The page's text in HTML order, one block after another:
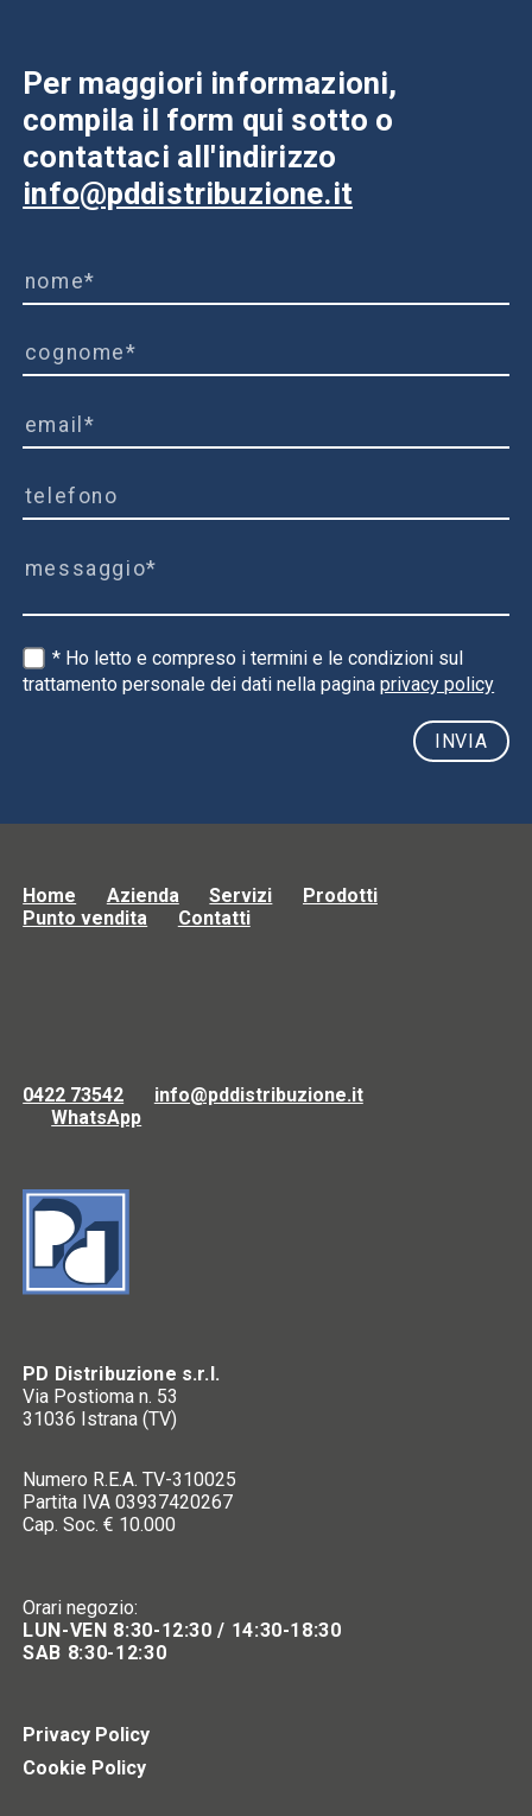
Per maggiori informazioni,
compila il form qui sotto o
contattaci all'indirizzo
info@pddistribuzione.it
* Ho letto e compreso i termini e le condizioni sul
trattamento personale dei dati nella paginaprivacy policy
Home Azienda Servizi
Prodotti
Punto vendita
Contatti
0422 73542
info@pddistribuzione.it
WhatsApp
PD Distribuzione s.r.l.
Via Postioma n. 53
31036 Istrana (TV)
Numero R.E.A. TV-310025
Partita IVA 03937420267
Cap. Soc. € 10.000
Orari negozio:
LUN-VEN 8:30-12:30 / 14:30-18:30
SAB 8:30-12:30
Privacy Policy
Cookie Policy